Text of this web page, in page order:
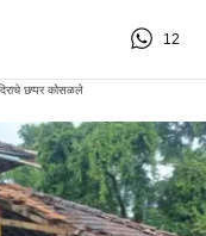
12
छप्पर कोसळले